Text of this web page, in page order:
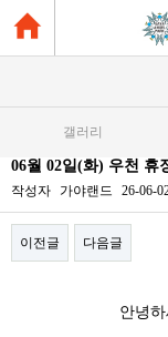
갤러리
06월 02일(화) 우천 휴
작성자 가야랜드 26-06-
이전글 다음글
안녕